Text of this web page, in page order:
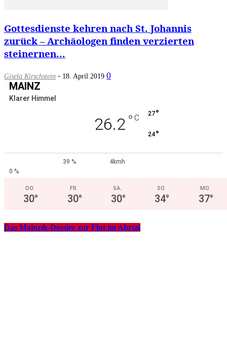
Gottesdienste kehren nach St. Johannis
zurück – Archäologen finden verzierten
steinernen...
Gisela Kirschstein - 18. April 2019 0
MAINZ
Klarer Himmel
26.2 ° C 27°
24°
39 %
4kmh
0 %
DO.
30°
FR.
30°
SA.
30°
SO.
34°
MO.
37°
Das Mainz&-Dossier zur Flut im Ahrtal